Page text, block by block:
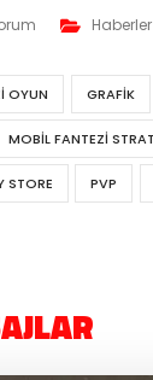
Haberler
OYUN GRAFIK
MOBIL FANTEZI
STORE PVP